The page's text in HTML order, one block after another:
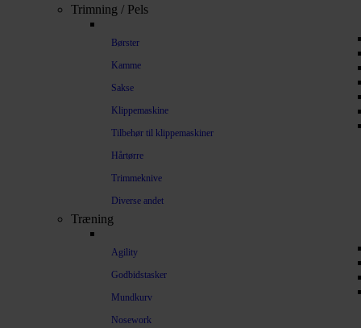
Trimning / Pels
Børster
Kamme
Sakse
Klippemaskine
Tilbehør til klippemaskiner
Hårtørre
Trimmeknive
Diverse andet
Træning
Agility
Godbidstasker
Mundkurv
Nosework